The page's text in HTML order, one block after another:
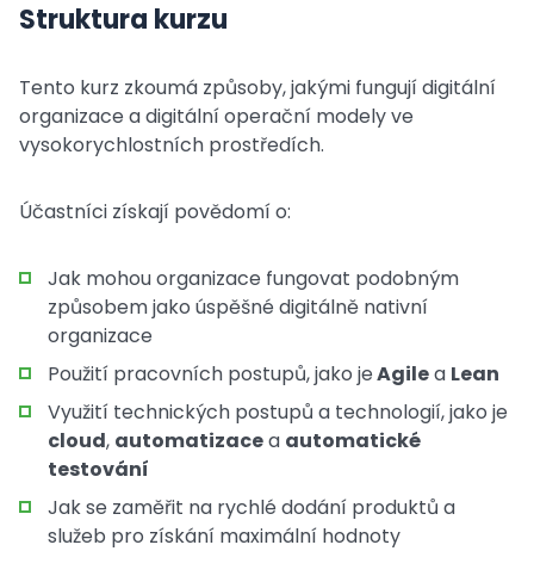
Struktura kurzu
Tento kurz zkoumá způsoby, jakými fungují digitální
organizace a digitální operační modely ve
vysokorychlostních prostředích.
Účastníci získají povědomí o:
Jak mohou organizace fungovat podobným
způsobem jako úspěšné digitálně nativní
organizace
Použití pracovních postupů, jako jeAgilea Lean
Využití technických postupů a technologií, jako je
cloud, automatizacea automatické
testování
Jak se zaměřit na rychlé dodání produktů a
služeb pro získání maximální hodnoty